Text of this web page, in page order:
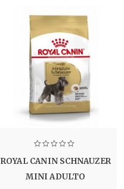
ROYAL CANIN SCHNAUZER
MINI ADULTO